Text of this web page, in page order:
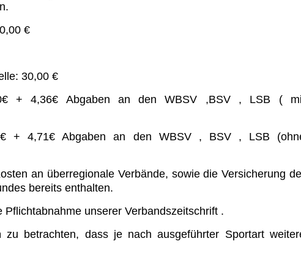
€
30,00 €
+ 4,36€ Abgaben an den WBSV ,BSV , LSB (
+ 4,71€ Abgaben an den WBSV , BSV , LSB
an überregionale Verbände, sowie die Versicherung
bereits enthalten.
unserer Verbandszeitschrift .
zu betrachten, dass je nach ausgeführter Sportart